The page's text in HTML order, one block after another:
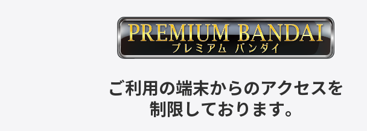
ご利用の端末からのアクセスを
制限しております。